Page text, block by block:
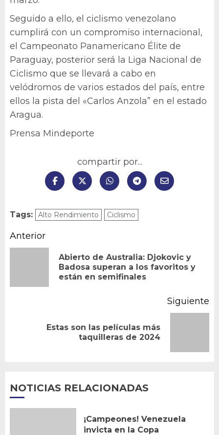
Seguido a ello, el ciclismo venezolano
cumplirá con un compromiso internacional,
el Campeonato Panamericano Élite de
Paraguay, posterior será la Liga Nacional de
Ciclismo que se llevará a cabo en
velódromos de varios estados del país, entre
ellos la pista del «Carlos Anzola” en el estado
Aragua.
Prensa Mindeporte
compartir por...
Tags: Alto Rendimiento Ciclismo
Navegación
entradas
Anterior
Abierto de Australia: Djokovic y
Badosa superan a los favoritos y
están en semifinales
Siguiente
SiguienteEstas son las películas más
taquilleras de 2024
NOTICIAS RELACIONADAS
¡Campeones! Venezuela
invicta en la Copa